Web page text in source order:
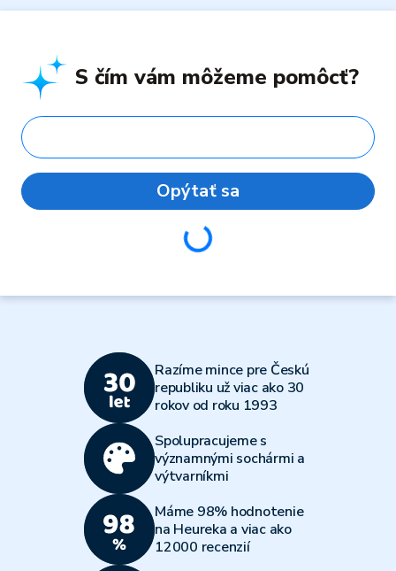
S čím vám môžeme pomôcť?
Opýtať sa
Loading...
Razíme mince pre Českú
republiku už viac ako 30
rokov od roku 1993
Spolupracujeme s
významnými sochármi a
výtvarníkmi
Máme 98% hodnotenie
na Heureka a viac ako
12000 recenzií